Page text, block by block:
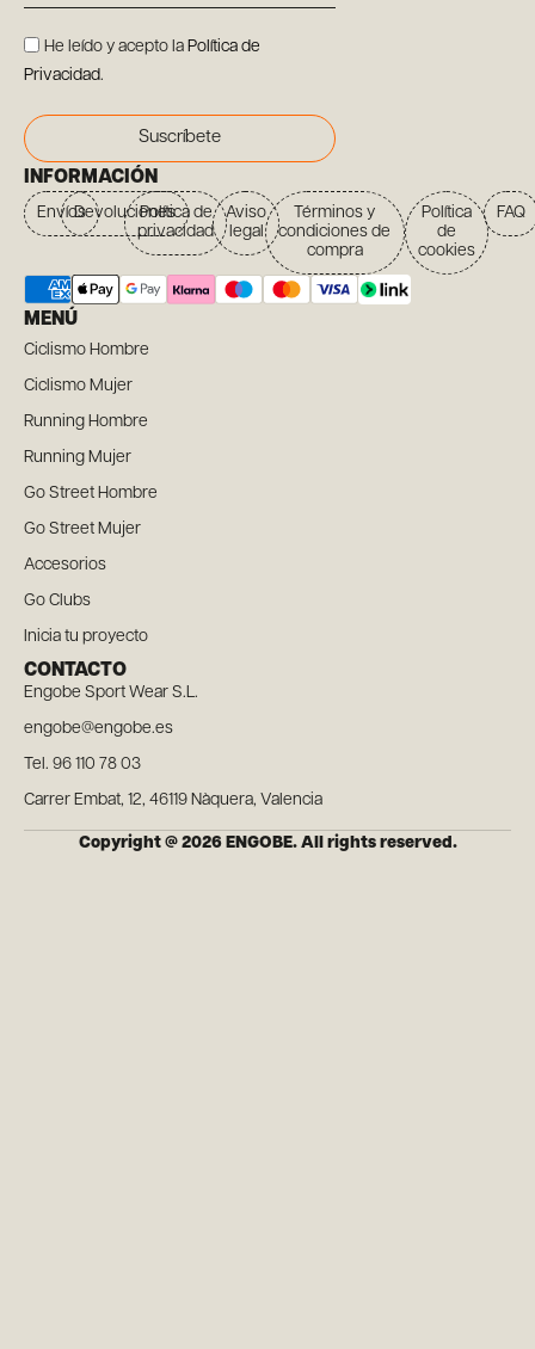
He leído y acepto la Política de
Privacidad.
Suscríbete
INFORMACIÓN
EnvíosDevolucionesPolítica de
privacidad
Aviso
legal
Términos y
condiciones de
compra
Política
de
cookies
FAQ
MENÚ
Ciclismo Hombre
Ciclismo Mujer
Running Hombre
Running Mujer
Go Street Hombre
Go Street Mujer
Accesorios
Go Clubs
Inicia tu proyecto
CONTACTO
Engobe Sport Wear S.L.
engobe@engobe.es
Tel. 96 110 78 03
Carrer Embat, 12, 46119 Nàquera, Valencia
Copyright @ 2026 ENGOBE. All rights reserved.